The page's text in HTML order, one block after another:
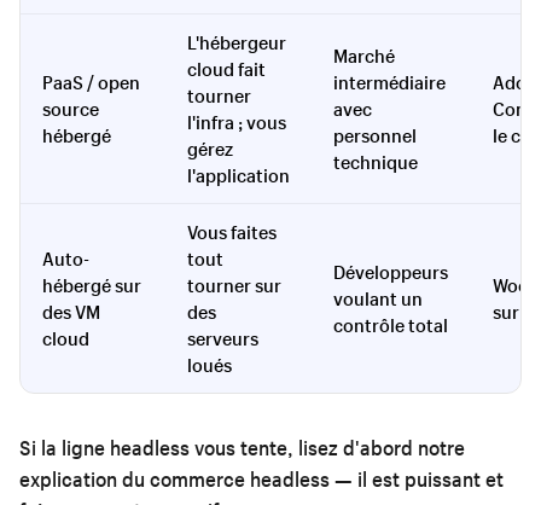
PaaS / open
source
hébergé
L'hébergeur
cloud fait
tourner
l'infra ; vous
gérez
l'application
Marché
intermédiaire
avec
personnel
technique
le
Auto-
hébergé sur
des VM
cloud
Vous faites
tout
tourner sur
des
serveurs
loués
Développeurs
voulant un
contrôle total
sur
Si la ligne headless vous tente, lisez d'abord notre
explication du commerce headless— il est puissant et